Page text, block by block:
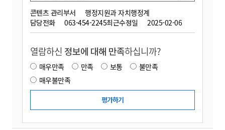
콘텐츠 관리부서
행정지원과 자치행정계
담당전화
063-454-2245최근수정일 2025-02-06
열람하신 정보에 대해 만족하십니까?
매우만족 만족 보통
불만족
매우불만족